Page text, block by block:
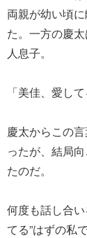
両親が幼い頃
た。一方の慶
人息子。
「美佳、愛し
慶太からこの
ったが、結局
たのだ。
何度も話し合
てる”はずの私